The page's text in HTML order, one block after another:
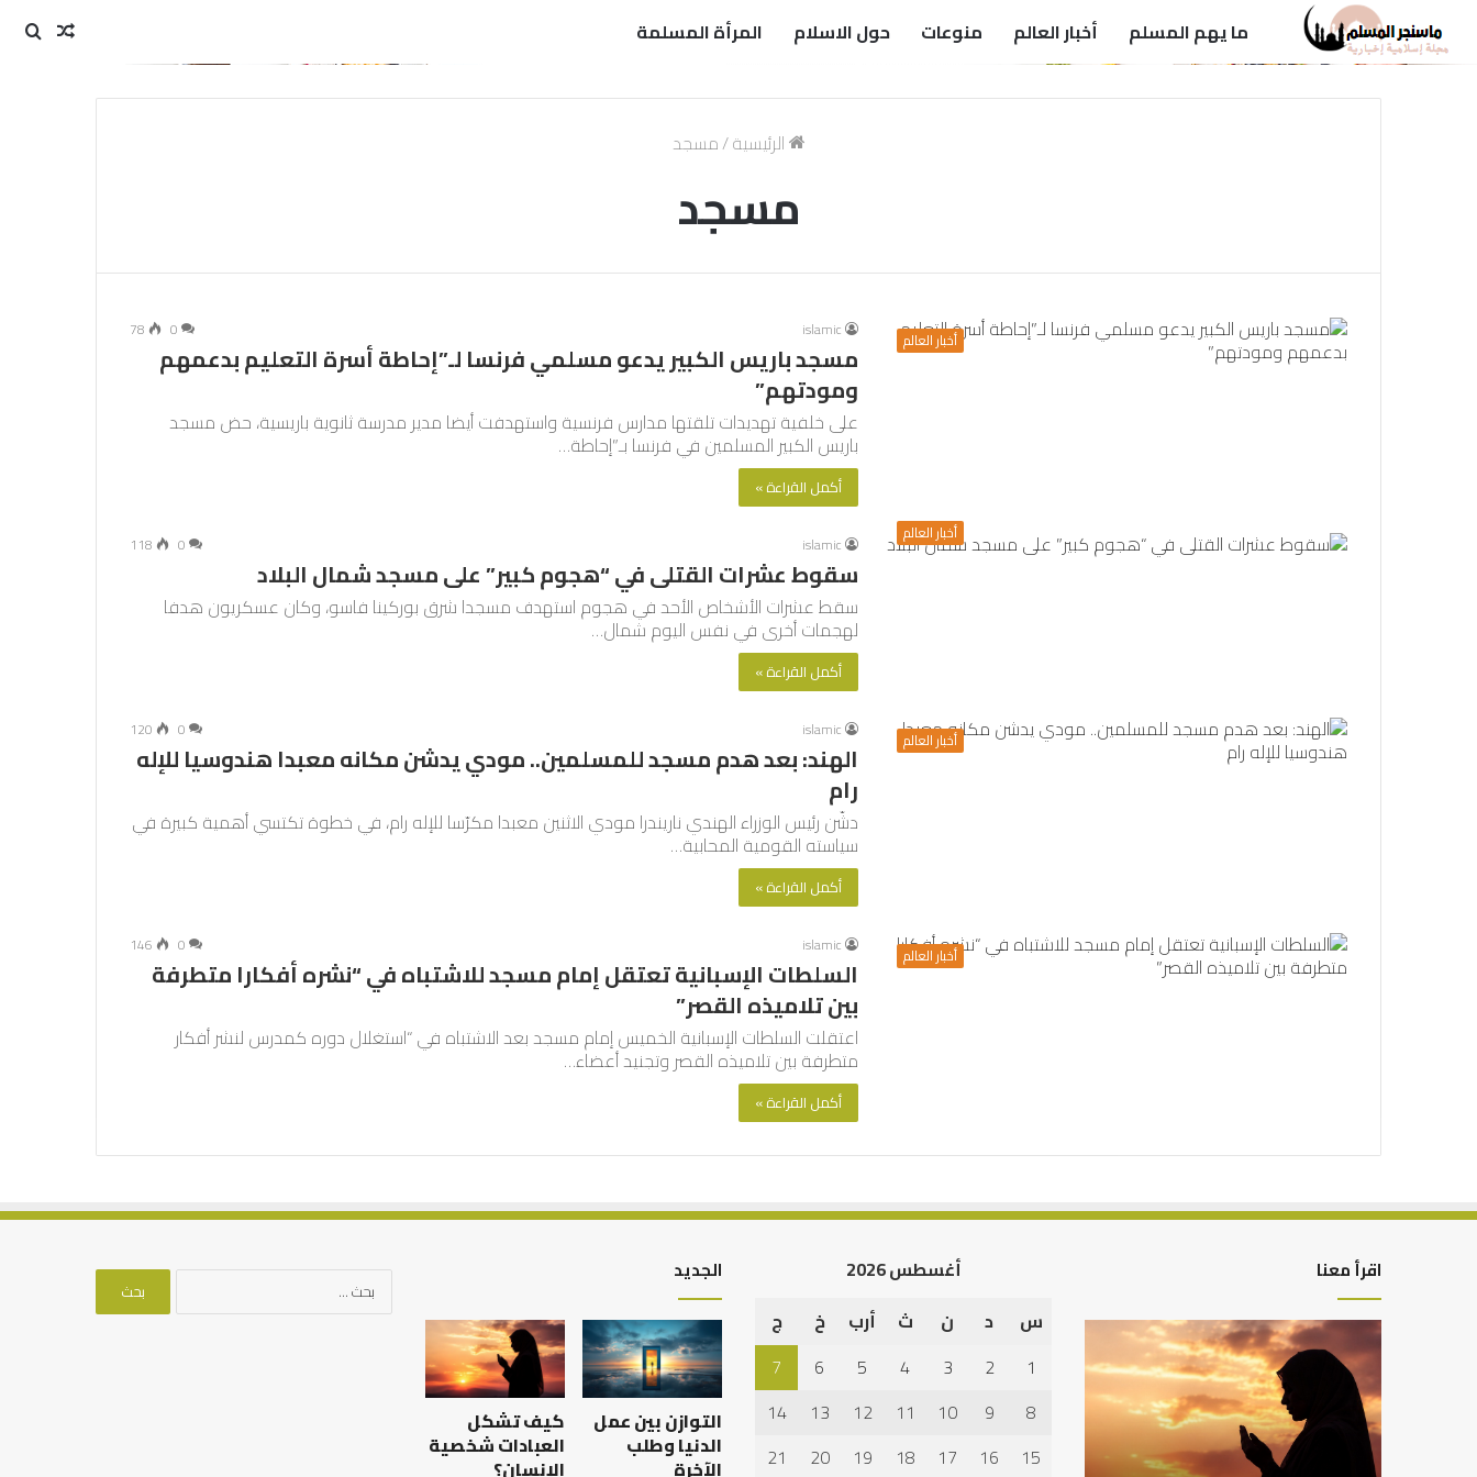
ما يهم المسلم أخبار العالم منوعات حول الاسلام المرأة المسلمة
مقال
الرئيسية/مسجد
مسجد
أخبار العالم islamic
0
78
مسجد باريس الكبير يدعو مسلمي فرنسا لـ”إحاطة أسرة التعليم بدعمهم
ومودتهم”
على خلفية تهديدات تلقتها مدارس فرنسية واستهدفت أيضا مدير مدرسة ثانوية باريسية، حض مسجد
باريس الكبير المسلمين في فرنسا بـ”إحاطة…
أكمل القراءة »
أخبار العالم islamic
0
118
سقوط عشرات القتلى في “هجوم كبير” على مسجد شمال البلاد
سقط عشرات الأشخاص الأحد في هجوم استهدف مسجدا شرق بوركينا فاسو، وكان عسكريون هدفا
لهجمات أخرى في نفس اليوم شمال…
أكمل القراءة »
أخبار العالم islamic
0
120
الهند: بعد هدم مسجد للمسلمين.. مودي يدشن مكانه معبدا هندوسيا للإله
رام
دشّن رئيس الوزراء الهندي ناريندرا مودي الاثنين معبدا مكرّسا للإله رام، في خطوة تكتسي أهمية كبيرة في
سياسته القومية المحابية…
أكمل القراءة »
أخبار العالم islamic
0
146
السلطات الإسبانية تعتقل إمام مسجد للاشتباه في “نشره أفكارا متطرفة
بين تلاميذه القصر”
اعتقلت السلطات الإسبانية الخميس إمام مسجد بعد الاشتباه في “استغلال دوره كمدرس لنشر أفكار
متطرفة بين تلاميذه القصر وتجنيد أعضاء…
أكمل القراءة »
اقرأ معنا
كيف
تشكل
العبادات
شخصية
الإنسان؟
أهم
عدم
استجابة
الدعاء
العلاقة
العلمية
بين
الإمام
مالك
والليث
بن
الرصيد
التربوي
والطفولة
المبكرة
..
كيف
أغسطس 2026
س
د ن ث أرب خ
ج
1
2
3
4
5
6
7
8
9
10
11
12
13
14
15
16
17
18
19
20
21
الجديد
التوازن بين عمل
الدنيا وطلب
الآخرة
كيف تشكل
العبادات شخصية
الإنسان؟
البحث